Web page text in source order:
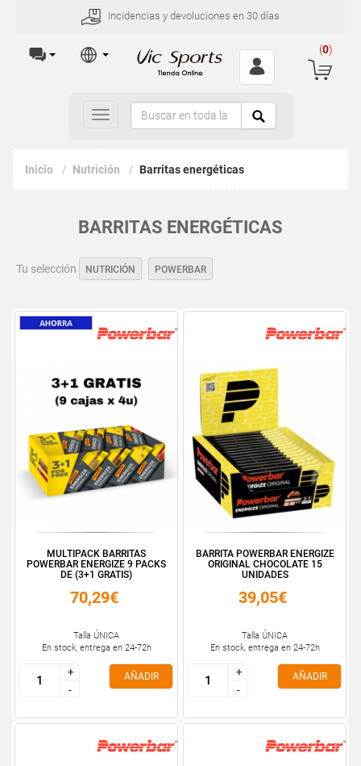
Incidencias y devoluciones en 30 días
(0)
Toggle
navigation
Inicio Nutrición Barritas energéticas
BARRITAS ENERGÉTICAS
Tu selección NUTRICIÓN POWERBAR
MULTIPACK BARRITAS
POWERBAR ENERGIZE 9 PACKS
DE (3+1 GRATIS)
70,29€
Talla ÚNICA
En stock, entrega en 24-72h
+
-
+
-
AÑADIR
BARRITA POWERBAR ENERGIZE
ORIGINAL CHOCOLATE 15
UNIDADES
39,05€
Talla ÚNICA
En stock, entrega en 24-72h
+
-
+
-
AÑADIR